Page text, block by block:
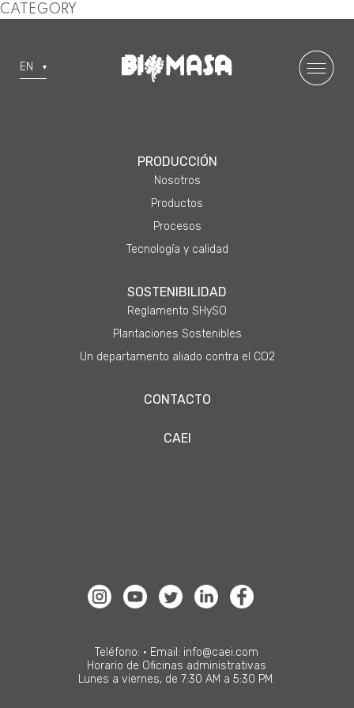
EN
CATEGORY
PRODUCCIÓN
Nosotros
Productos
Procesos
Tecnología y calidad
SOSTENIBILIDAD
Reglamento SHySO
Plantaciones Sostenibles
Un departamento aliado contra el CO2
CONTACTO
CAEI
Teléfono: • Email: info@caei.com
Horario de Oficinas administrativas
Lunes a viernes, de 7:30 AM a 5:30 PM.